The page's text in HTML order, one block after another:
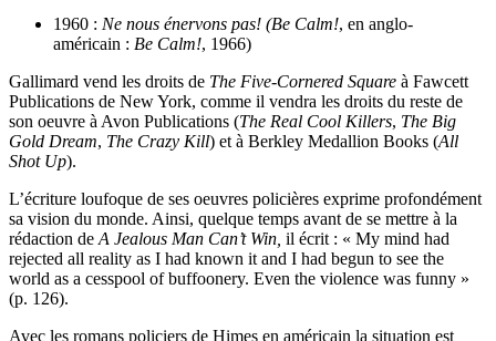
1960 : Ne nous énervons pas! (Be Calm!, en anglo-
américain : Be Calm!, 1966)
Gallimard vend les droits de The Five-Cornered Square à Fawcett
Publications de New York, comme il vendra les droits du reste de
son oeuvre à Avon Publications (The Real Cool Killers, The Big
Gold Dream, The Crazy Kill) et à Berkley Medallion Books (All
Shot Up).
L’écriture loufoque de ses oeuvres policières exprime profondément
sa vision du monde. Ainsi, quelque temps avant de se mettre à la
rédaction de A Jealous Man Can’t Win, il écrit : « My mind had
rejected all reality as I had known it and I had begun to see the
world as a cesspool of buffoonery. Even the violence was funny »
(p. 126).
Avec les romans policiers de Himes en américain la situation est